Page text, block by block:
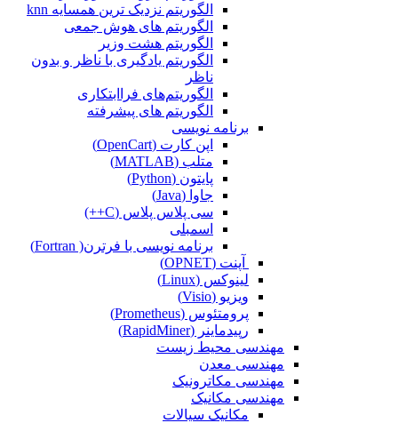
الگوریتم نزدیک ترین همسایه knn
الگوریتم های هوش جمعی
الگوریتم هشت وزیر
الگوریتم یادگیری با ناظر و بدون
ناظر
الگوریتم‌های فراابتکاری
الگوریتم های پیشرفته
برنامه نویسی
اپن کارت (OpenCart)
متلب (MATLAB)
پایتون (Python)
جاوا (Java)
سی پلاس پلاس (C++)
اسمبلی
برنامه نویسی با فرترن( Fortran)
آپنت (OPNET)
لینوکس (Linux)
ویزیو (Visio)
پرومتئوس (Prometheus)
رپیدماینر (RapidMiner)
مهندسی محیط زیست
مهندسی معدن
مهندسی مکاترونیک
مهندسی مکانیک
مکانیک سیالات